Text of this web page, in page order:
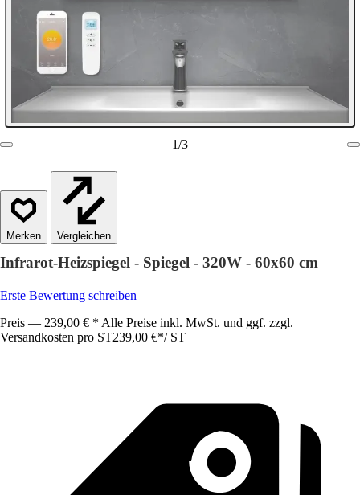
1/3
Vergleichen
Infrarot-Heizspiegel - Spiegel - 320W - 60x60 cm
Erste Bewertung schreiben
Preis — 239,00 € * Alle Preise inkl. MwSt. und ggf. zzgl.
Versandkosten pro ST239,00 €*/ ST